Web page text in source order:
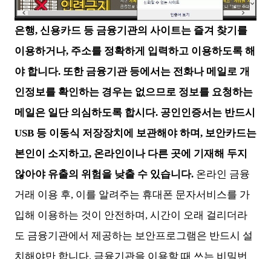
은행, 신용카드 등 금융기관의 사이트는 즐겨 찾기를
이용하거나, 주소를 정확하게 입력하고 이용하도록 해
야 합니다. 또한 금융기관 등에서는 전화나 메일로 개
인정보를 확인하는 경우는 없으므로 정보를 요청하는
메일은 일단 의심하도록 합시다. 공인인증서는 반드시
USB 등 이동식 저장장치에 보관해야 하며, 보안카드는
본인이 소지하고, 온라인이나 다른 곳에 기재해 두지
않아야 유출의 위험을 낮출 수 있습니다. 온라인 금융
거래 이용 후, 이를 알려주는 휴대폰 문자서비스를 가
입해 이용하는 것이 안전하며, 시간이 오래 걸리더라
도 금융기관에서 제공하는 보안프로그램은 반드시 설
치해야만 합니다. 금융기관을 이용할 때 쓰는 비밀번